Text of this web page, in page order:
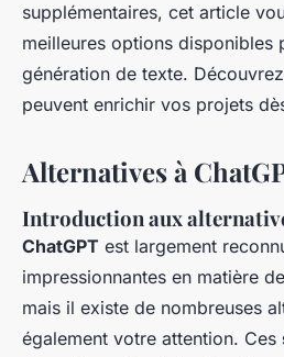
supplémentaires, cet article
meilleures options disponibles
génération de texte.
peuvent enrichir vos projets
Alternatives à
Introduction aux
ChatGPT est largement
impressionnantes en matière
mais il existe de nombreuses
également votre attention. Ces